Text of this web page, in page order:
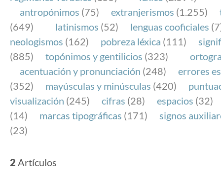
Internet.
antropónimos (75) extranjerismos (1.255)
(649)
latinismos (52) lenguas cooficiales
neologismos (162) pobreza léxica (111)
(885)
topónimos y gentilicios (323)
acentuación y pronunciación (248)
errores
(352)
mayúsculas y minúsculas (420)
visualización (245) cifras (28) espacios (32)
(14)
marcas tipográficas (171)
signos
(23)
2 Artículos